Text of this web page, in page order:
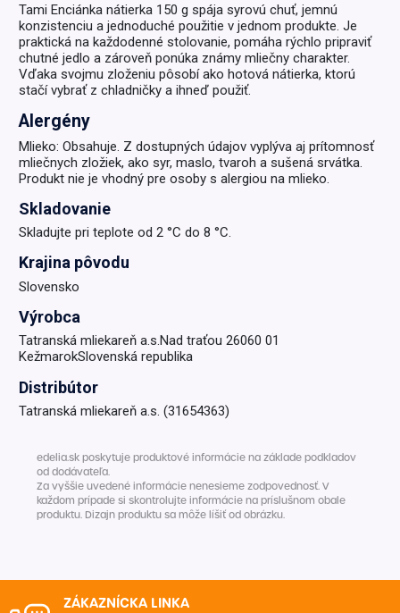
Tami Enciánka nátierka 150 g spája syrovú chuť, jemnú
konzistenciu a jednoduché použitie v jednom produkte. Je
praktická na každodenné stolovanie, pomáha rýchlo pripraviť
chutné jedlo a zároveň ponúka známy mliečny charakter.
Vďaka svojmu zloženiu pôsobí ako hotová nátierka, ktorú
stačí vybrať z chladničky a ihneď použiť.
Alergény
Mlieko: Obsahuje. Z dostupných údajov vyplýva aj prítomnosť
mliečnych zložiek, ako syr, maslo, tvaroh a sušená srvátka.
Produkt nie je vhodný pre osoby s alergiou na mlieko.
Skladovanie
Skladujte pri teplote od 2 °C do 8 °C.
Krajina pôvodu
Slovensko
Výrobca
Tatranská mliekareň a.s.Nad traťou 26060 01
KežmarokSlovenská republika
Distribútor
Tatranská mliekareň a.s. (31654363)
edelia.sk poskytuje produktové informácie na základe podkladov
od dodávateľa.
Za vyššie uvedené informácie nenesieme zodpovednosť. V
každom prípade si skontrolujte informácie na príslušnom obale
produktu. Dizajn produktu sa môže líšiť od obrázku.
ZÁKAZNÍCKA LINKA